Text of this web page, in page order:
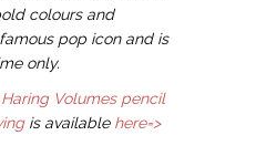
colours and
pop icon and is
only.
Volumes pencil
is available here=>